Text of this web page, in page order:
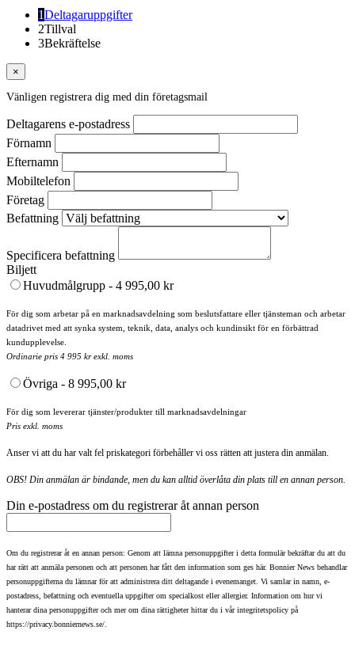
1Deltagaruppgifter
2Tillval
3Bekräftelse
×
Vänligen registrera dig med din företagsmail
Deltagarens e-postadress
Förnamn
Efternamn
Mobiltelefon
Företag
Befattning
Specificera befattning
Biljett
Huvudmålgrupp - 4 995,00 kr
För dig som arbetar på en marknadsavdelning som beslutsfattare eller tjänsteman och arbetar
datadrivet med att synka system, teknik, data, analys och kundinsikt för en förbättrad
kundupplevelse.
Ordinarie pris 4 995 kr exkl. moms
Övriga - 8 995,00 kr
För dig som levererar tjänster/produkter till marknadsavdelningar
Pris exkl. moms
Anser vi att du har valt fel priskategori förbehåller vi oss rätten att justera din anmälan.
OBS! Din anmälan är bindande, men du kan alltid överlåta din plats till en annan person.
Din e-postadress om du registrerar åt annan person
Om du registrerar åt en annan person: Genom att lämna personuppgifter i detta formulär bekräftar du att du
har rätt att anmäla personen och att personen har fått den information som ges här. Bonnier News behandlar
personuppgifterna du lämnar för att administrera ditt deltagande i evenemanget. Vi samlar in namn, e-
postadress, befattning och eventuella uppgifter om specialkost eller allergier. Information om hur vi
hanterar dina personuppgifter och mer om dina rättigheter hittar du i vår integritetspolicy på
https://privacy.bonniernews.se/.